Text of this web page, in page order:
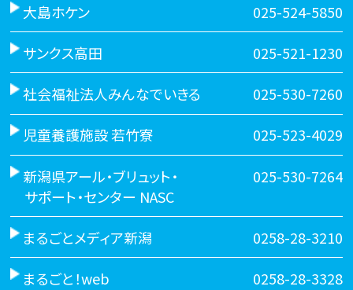
大島ホケン 025-524-5850
サンクス高田 025-521-1230
社会福祉法人みんなでいきる 025-530-7260
児童養護施設 若竹寮 025-523-4029
新潟県アール・ブリュット・
サポート・センター NASC
025-530-7264
まるごとメディア新潟 0258-28-3210
まるごと！web 0258-28-3328